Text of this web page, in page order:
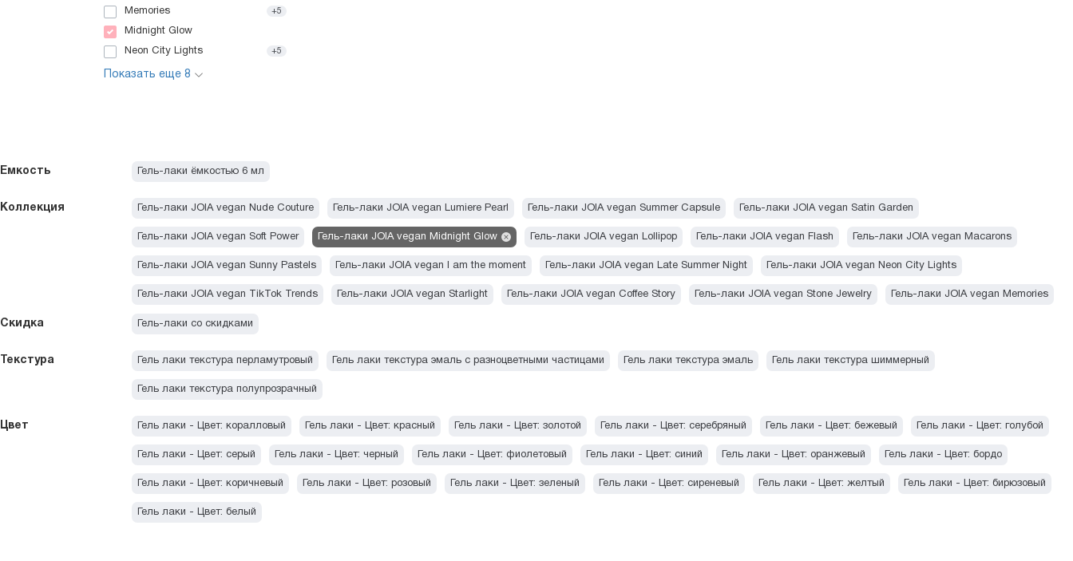
Memories +5
Midnight Glow
Neon City Lights +5
Показать еще 8
Емкость Гель-лаки ёмкостью 6 мл
Коллекция Гель-лаки JOIA vegan Nude Couture Гель-лаки JOIA vegan Lumiere Pearl Гель-лаки JOIA vegan Summer Capsule Гель-лаки JOIA vegan Satin Garden
Гель-лаки JOIA vegan Soft Power Гель-лаки JOIA vegan Midnight Glow Гель-лаки JOIA vegan Lollipop Гель-лаки JOIA vegan Flash Гель-лаки JOIA vegan Macarons
Гель-лаки JOIA vegan Sunny Pastels Гель-лаки JOIA vegan I am the moment Гель-лаки JOIA vegan Late Summer Night Гель-лаки JOIA vegan Neon City Lights
Гель-лаки JOIA vegan TikTok Trends Гель-лаки JOIA vegan Starlight Гель-лаки JOIA vegan Coffee Story Гель-лаки JOIA vegan Stone Jewelry Гель-лаки JOIA vegan Memories
Скидка Гель-лаки со скидками
Текстура Гель лаки текстура перламутровый Гель лаки текстура эмаль с разноцветными частицами Гель лаки текстура эмаль Гель лаки текстура шиммерный
Гель лаки текстура полупрозрачный
Цвет Гель лаки - Цвет: коралловый Гель лаки - Цвет: красный Гель лаки - Цвет: золотой Гель лаки - Цвет: серебряный Гель лаки - Цвет: бежевый Гель лаки - Цвет: голубой
Гель лаки - Цвет: серый Гель лаки - Цвет: черный Гель лаки - Цвет: фиолетовый Гель лаки - Цвет: синий Гель лаки - Цвет: оранжевый Гель лаки - Цвет: бордо
Гель лаки - Цвет: коричневый Гель лаки - Цвет: розовый Гель лаки - Цвет: зеленый Гель лаки - Цвет: сиреневый Гель лаки - Цвет: желтый Гель лаки - Цвет: бирюзовый
Гель лаки - Цвет: белый